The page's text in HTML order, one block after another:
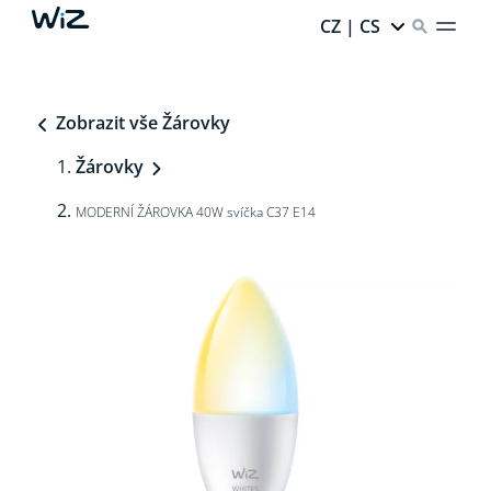
CZ | CS
Zobrazit vše Žárovky
Žárovky
MODERNÍ ŽÁROVKA 40W svíčka C37 E14